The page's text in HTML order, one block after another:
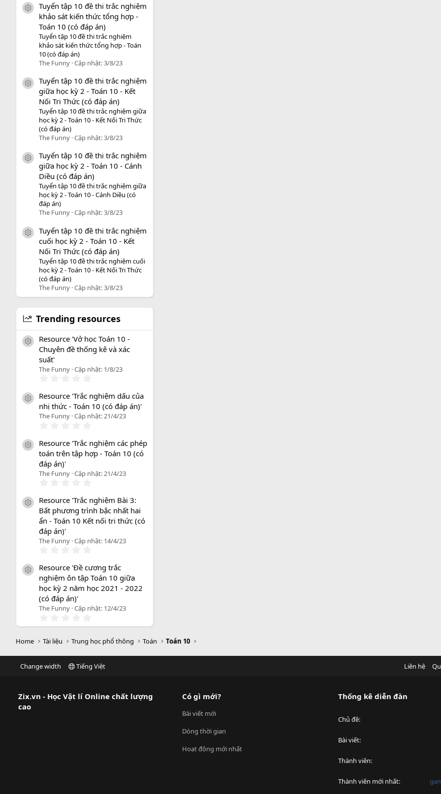
icon tài liệu
Tuyển tập 10 đề thi trắc nghiệm
khảo sát kiến thức tổng hợp -
Toán 10 (có đáp án)
Tuyển tập 10 đề thi trắc nghiệm
khảo sát kiến thức tổng hợp - Toán
10 (có đáp án)
The Funny Cập nhật:3/8/23
icon tài liệu
Tuyển tập 10 đề thi trắc nghiệm
giữa học kỳ 2 - Toán 10 - Kết
Nối Tri Thức (có đáp án)
Tuyển tập 10 đề thi trắc nghiệm giữa
học kỳ 2 - Toán 10 - Kết Nối Tri Thức
(có đáp án)
The Funny Cập nhật:3/8/23
icon tài liệu
Tuyển tập 10 đề thi trắc nghiệm
giữa học kỳ 2 - Toán 10 - Cánh
Diều (có đáp án)
Tuyển tập 10 đề thi trắc nghiệm giữa
học kỳ 2 - Toán 10 - Cánh Diều (có
đáp án)
The Funny Cập nhật:3/8/23
icon tài liệu
Tuyển tập 10 đề thi trắc nghiệm
cuối học kỳ 2 - Toán 10 - Kết
Nối Tri Thức (có đáp án)
Tuyển tập 10 đề thi trắc nghiệm cuối
học kỳ 2 - Toán 10 - Kết Nối Tri Thức
(có đáp án)
The Funny Cập nhật:3/8/23
Trending resources
icon tài liệu
Resource 'Vở học Toán 10 -
Chuyên đề thống kê và xác
suất'
The Funny Cập nhật: 1/8/23
0
0
s
a
o
icon tài liệu
Resource 'Trắc nghiệm dấu của
nhị thức - Toán 10 (có đáp án)'
The Funny Cập nhật:21/4/23
0
s
a
o
icon tài liệu
Resource 'Trắc nghiệm các phép
toán trên tập hợp - Toán 10 (có
đáp án)'
The Funny Cập nhật: 21/4/23
0
0
s
a
o
icon tài liệu
Resource 'Trắc nghiệm Bài 3:
Bất phương trình bậc nhất hai
ẩn - Toán 10 Kết nối tri thức (có
đáp án)'
The Funny Cập nhật: 14/4/23
0
0
s
a
o
icon tài liệu
Resource 'Đề cương trắc
nghiệm ôn tập Toán 10 giữa
học kỳ 2 năm học 2021 - 2022
(có đáp án)'
The Funny Cập nhật: 12/4/23
.
0
s
a
Home Tài liệu Trung học phổ thông Toán Toán 10
Change width Tiếng Việt Liên hệ
Zix.vn - Học Vật lí Online chất lượng
cao
Có gì mới?
Bài viết mới
Dòng thời gian
Hoạt động mới nhất
Thống kê diễn đàn
Chủ đề
Bài viết
Thành viên
Thành viên mới nhất